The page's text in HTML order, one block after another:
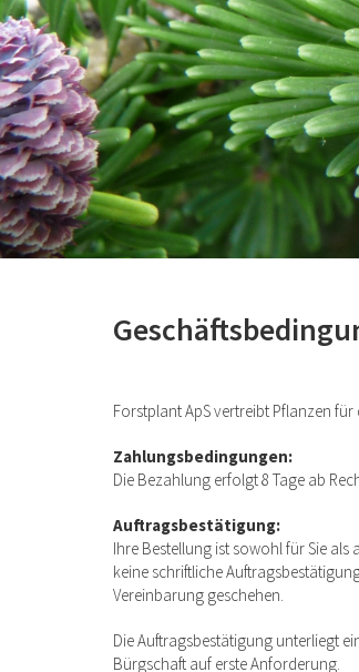
Forstplant ApS vertreibt Pflanzen
Zahlungsbedingungen:
Die Bezahlung erfolgt 8 Tage ab
Auftragsbestätigung:
Ihre Bestellung ist sowohl für Sie
keine schriftliche
Vereinbarung geschehen.
Die Auftragsbestätigung unterliegt
Bürgschaft auf erste Anforderung.